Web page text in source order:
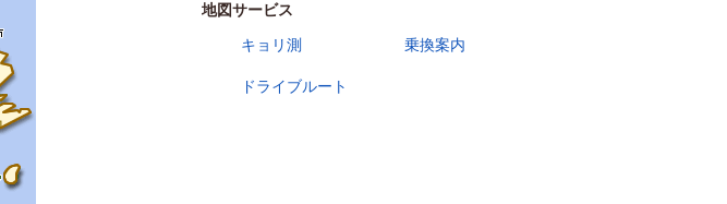
地図サービス
キョリ測
乗換案内
ドライブルート